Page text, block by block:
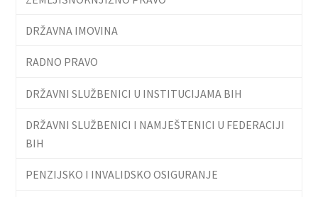
DRŽAVNA IMOVINA
RADNO PRAVO
DRŽAVNI SLUŽBENICI U INSTITUCIJAMA BIH
DRŽAVNI SLUŽBENICI I NAMJEŠTENICI U FEDERACIJI
BIH
PENZIJSKO I INVALIDSKO OSIGURANJE